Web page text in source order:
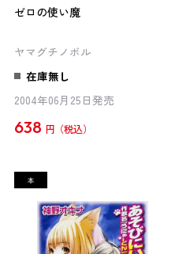
ゼロの使い魔
ヤマグチノボル
在庫無し
2004年06月25日発売
638 円